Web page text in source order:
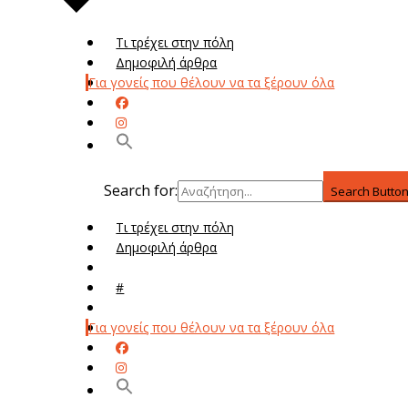
Τι τρέχει στην πόλη
Δημοφιλή άρθρα
Για γονείς που θέλουν να τα ξέρουν όλα
Search for: Search
Τι τρέχει στην πόλη
Δημοφιλή άρθρα
#
Για γονείς που θέλουν να τα ξέρουν όλα